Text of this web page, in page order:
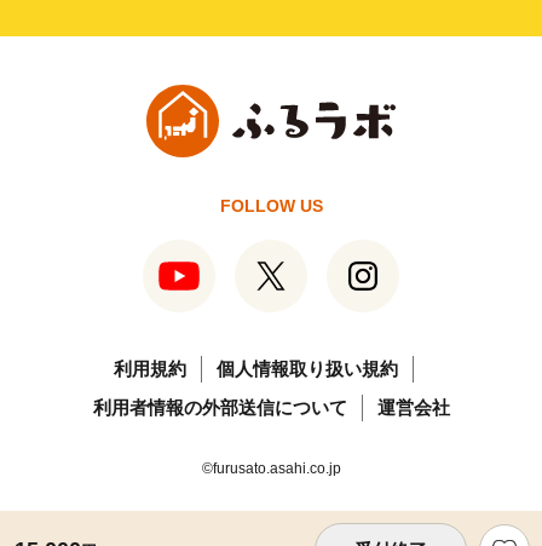
FOLLOW US
利用規約
個人情報取り扱い規約
利用者情報の外部送信について
運営会社
©furusato.asahi.co.jp